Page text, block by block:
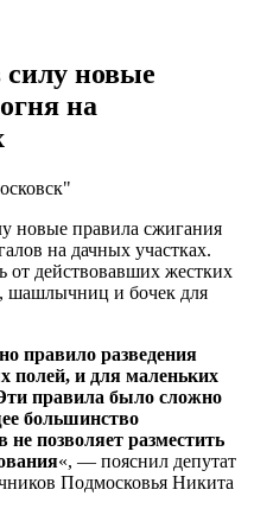
новые
на
новые правила сжигания
на дачных участках.
от действовавших жестких
шашлычниц и бочек для
правило разведения
полей, и для маленьких
правила было сложно
большинство
не позволяет разместить
«, — пояснил депутат
Подмосковья Никита